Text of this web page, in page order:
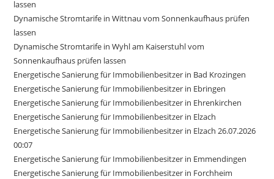
lassen
Dynamische Stromtarife in Wittnau vom Sonnenkaufhaus prüfen
lassen
Dynamische Stromtarife in Wyhl am Kaiserstuhl vom
Sonnenkaufhaus prüfen lassen
Energetische Sanierung für Immobilienbesitzer in Bad Krozingen
Energetische Sanierung für Immobilienbesitzer in Ebringen
Energetische Sanierung für Immobilienbesitzer in Ehrenkirchen
Energetische Sanierung für Immobilienbesitzer in Elzach
Energetische Sanierung für Immobilienbesitzer in Elzach 26.07.2026
00:07
Energetische Sanierung für Immobilienbesitzer in Emmendingen
Energetische Sanierung für Immobilienbesitzer in Forchheim